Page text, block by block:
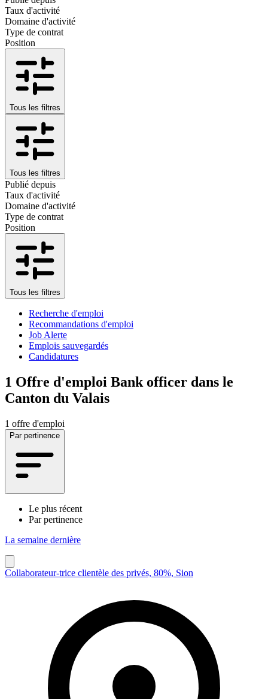
Taux d'activité
Domaine d'activité
Type de contrat
Position
Tous les filtres
Tous les filtres
Publié depuis
Taux d'activité
Domaine d'activité
Type de contrat
Position
Tous les filtres
Recherche d'emploi
Recommandations d'emploi
Job Alerte
Emplois sauvegardés
Candidatures
1 Offre d'emploi Bank officer dans le
Canton du Valais
1 offre d'emploi
Par pertinence
Le plus récent
Par pertinence
La semaine dernière
Collaborateur-trice clientèle des privés, 80%, Sion